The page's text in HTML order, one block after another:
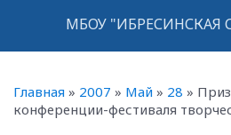
МБОУ "ИБРЕСИНСКАЯ
Главная » 2007 » Май » 28 »
конференции-фестиваля